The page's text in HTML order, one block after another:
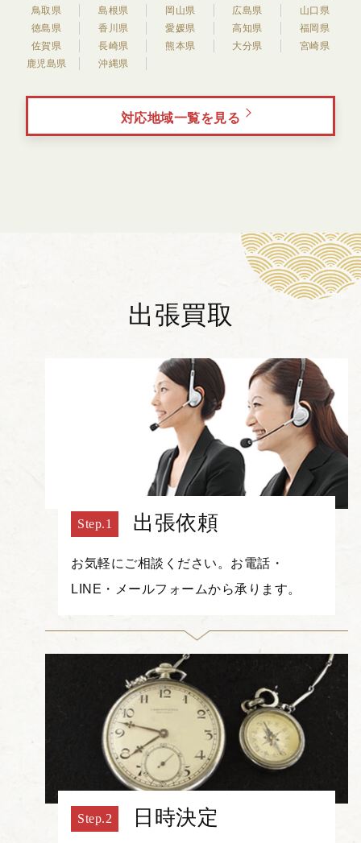
鳥取県
島根県 岡山県 広島県
山口県
徳島県
香川県 愛媛県 高知県
福岡県
佐賀県
長崎県 熊本県 大分県
宮崎県
鹿児島県
沖縄県
対応地域一覧を見る
出張買取
出張依頼
お気軽にご相談ください。お電話・
LINE・メールフォームから承ります。
日時決定